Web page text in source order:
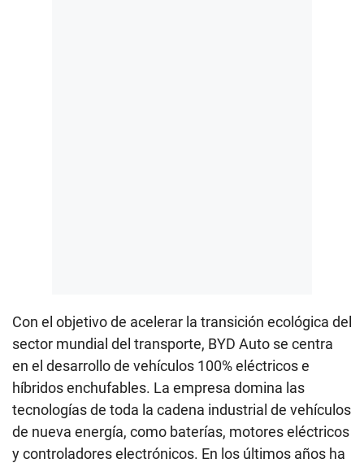
Con el objetivo de acelerar la transición ecológica del
sector mundial del transporte, BYD Auto se centra
en el desarrollo de vehículos 100% eléctricos e
híbridos enchufables. La empresa domina las
tecnologías de toda la cadena industrial de vehículos
de nueva energía, como baterías, motores eléctricos
y controladores electrónicos. En los últimos años ha